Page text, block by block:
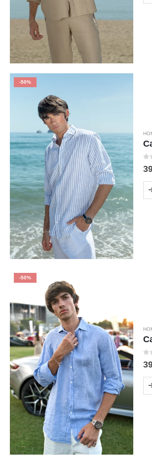
Una prenda pensada para el
Nuestras camisas de lino para hombre
mantener el confort sin renunciar a la
practicidad, las camisas de lino para
-50%
-50%